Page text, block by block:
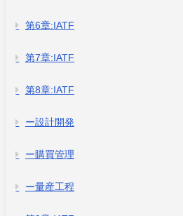
第6章:IATF
第7章:IATF
第8章:IATF
ー設計開発
ー購買管理
ー量産工程